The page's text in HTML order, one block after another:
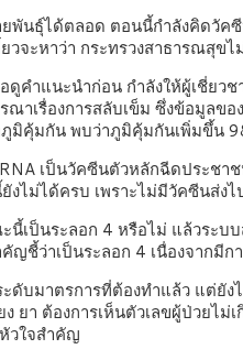
ยพันธุ์ได้ตลอด ตอนนี้กำลังคิดวัค
ยวจะหาว่า กระทรวงสาธารณสุข
อดูคำแนะนำก่อน กำลังให้ผู้เชี่ย
ณาเรื่องการสลับเข็ม ซึ่งข้อมูล
าภูมิคุ้มกัน พบว่าภูมิคุ้มกันเพิ่มขึ้
เป็นวัคซีนตัวหลักฉีดประชา
งไม่ได้ครบ เพราะไม่มีวัคซีนส่ง
นี้เป็นระลอก 4 หรือไม่ แล้วระ
ชี้ว่าเป็นระลอก 4 เนื่องจากมี
ะดับมาตรการที่ต้องทำแล้ว แต่ยั
ยา ต้องการเห็นตัวเลขผู้ป่วย
นหัวใจสำคัญ